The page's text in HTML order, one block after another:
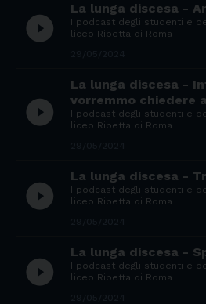
play_circle_filled
La lunga discesa -
I podcast degli studenti e
liceo Ripetta di Roma
play_circle_filled
La lunga discesa -
vorremmo chiedere
I podcast degli studenti e
liceo Ripetta di Roma
play_circle_filled
La lunga discesa -
I podcast degli studenti e
liceo Ripetta di Roma
play_circle_filled
La lunga discesa -
I podcast degli studenti e
liceo Ripetta di Roma